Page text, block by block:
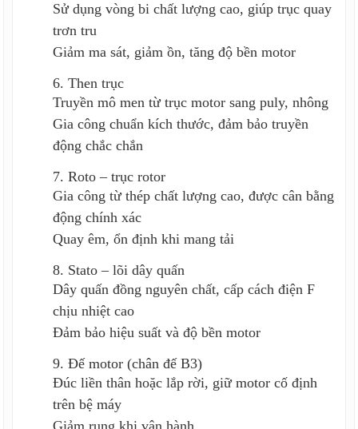
Sử dụng vòng bi chất lượng cao, giúp trục quay
trơn tru
Giảm ma sát, giảm ồn, tăng độ bền motor
6. Then trục
Truyền mô men từ trục motor sang puly, nhông
Gia công chuẩn kích thước, đảm bảo truyền
động chắc chắn
7. Roto – trục rotor
Gia công từ thép chất lượng cao, được cân bằng
động chính xác
Quay êm, ổn định khi mang tải
8. Stato – lõi dây quấn
Dây quấn đồng nguyên chất, cấp cách điện F
chịu nhiệt cao
Đảm bảo hiệu suất và độ bền motor
9. Đế motor (chân đế B3)
Đúc liền thân hoặc lắp rời, giữ motor cố định
trên bệ máy